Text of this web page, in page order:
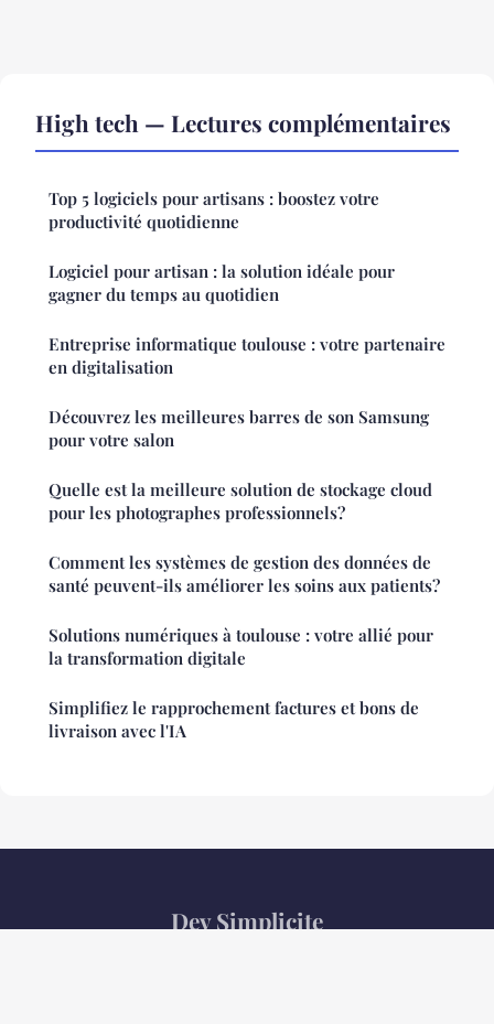
High tech — Lectures complémentaires
Top 5 logiciels pour artisans : boostez votre
productivité quotidienne
Logiciel pour artisan : la solution idéale pour
gagner du temps au quotidien
Entreprise informatique toulouse : votre partenaire
en digitalisation
Découvrez les meilleures barres de son Samsung
pour votre salon
Quelle est la meilleure solution de stockage cloud
pour les photographes professionnels?
Comment les systèmes de gestion des données de
santé peuvent-ils améliorer les soins aux patients?
Solutions numériques à toulouse : votre allié pour
la transformation digitale
Simplifiez le rapprochement factures et bons de
livraison avec l'IA
Dev Simplicite